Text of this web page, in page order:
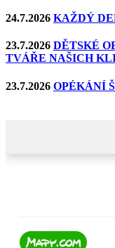
24.7.2026 KAŽDÝ
23.7.2026 DĚTSKÉ
TVÁŘE NAŠICH
23.7.2026 OPÉKÁNÍ